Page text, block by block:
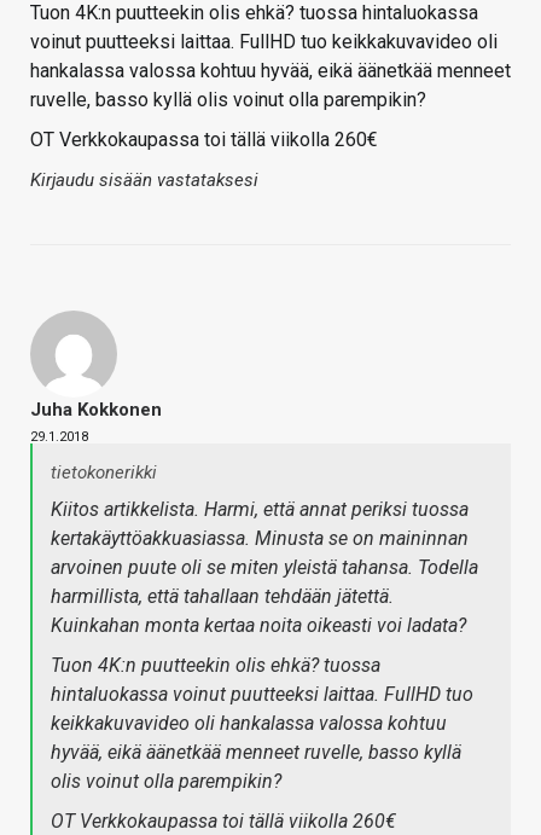
Tuon 4K:n puutteekin olis ehkä? tuossa hintaluokassa
voinut puutteeksi laittaa. FullHD tuo keikkakuvavideo oli
hankalassa valossa kohtuu hyvää, eikä äänetkää menneet
ruvelle, basso kyllä olis voinut olla parempikin?
OT Verkkokaupassa toi tällä viikolla 260€
Kirjaudu sisään vastataksesi
Juha Kokkonen
29.1.2018
tietokonerikki
Kiitos artikkelista. Harmi, että annat periksi tuossa
kertakäyttöakkuasiassa. Minusta se on maininnan
arvoinen puute oli se miten yleistä tahansa. Todella
harmillista, että tahallaan tehdään jätettä.
Kuinkahan monta kertaa noita oikeasti voi ladata?
Tuon 4K:n puutteekin olis ehkä? tuossa
hintaluokassa voinut puutteeksi laittaa. FullHD tuo
keikkakuvavideo oli hankalassa valossa kohtuu
hyvää, eikä äänetkää menneet ruvelle, basso kyllä
olis voinut olla parempikin?
OT Verkkokaupassa toi tällä viikolla 260€